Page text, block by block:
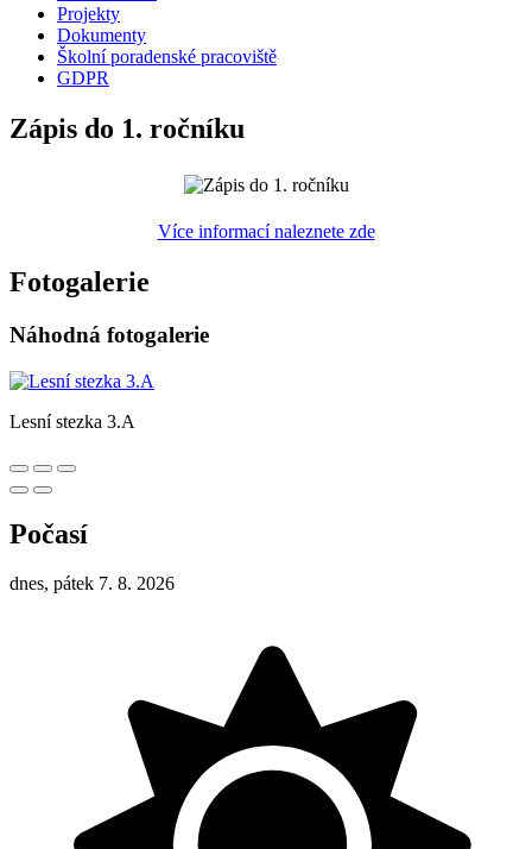
Projekty
Dokumenty
Školní poradenské pracoviště
GDPR
Zápis do 1. ročníku
Více informací naleznete zde
Fotogalerie
Náhodná fotogalerie
Lesní stezka 3.A
Počasí
dnes, pátek 7. 8. 2026